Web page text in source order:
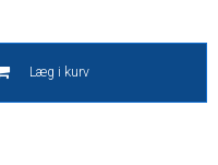
Læg i kurv